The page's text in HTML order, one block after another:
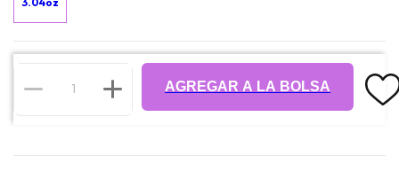
AGREGAR A LA BOLSA